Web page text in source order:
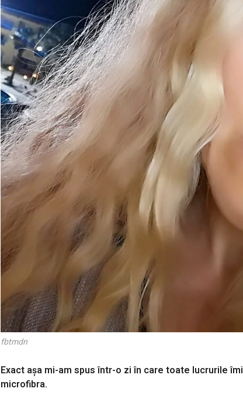
fbtmdn
Exact așa mi-am spus într-o zi în care toate lucrurile
microfibra.